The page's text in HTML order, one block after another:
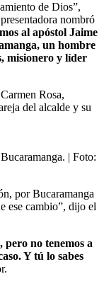
de Dios”,
nombró
al apóstol Jaime
un hombre
misionero y líder
Rosa,
del alcalde y su
| Foto:
por Bucaramanga
ese cambio”, dijo el
pero no tenemos a
Y tú lo sabes